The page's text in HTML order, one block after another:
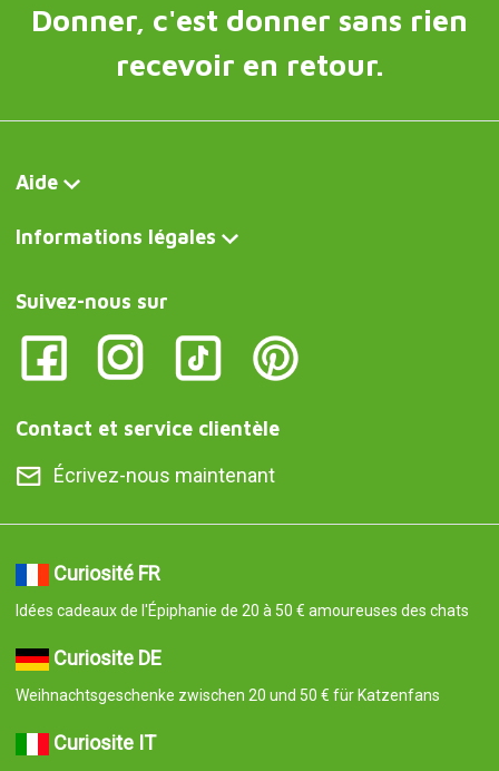
Donner, c'est donner sans rien
recevoir en retour.
Aide
Informations légales
Suivez-nous sur
Contact et service clientèle
Écrivez-nous maintenant
Curiosité FR
Idées cadeaux de l'Épiphanie de 20 à 50 € amoureuses des chats
Curiosite DE
Weihnachtsgeschenke zwischen 20 und 50 € für Katzenfans
Curiosite IT